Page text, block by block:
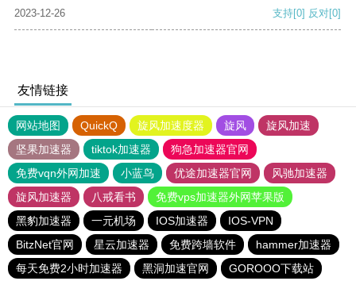
2023-12-26
支持[0] 反对[0]
友情链接
网站地图 QuickQ 旋风加速度器 旋风
旋风加速
坚果加速器
tiktok加速器
狗急加速器官网
免费vqn外网加速
小蓝鸟 优途加速器官网
风驰加速器
旋风加速器
八戒看书
免费vps加速器外网苹果版
黑豹加速器
一元机场 IOS加速器
IOS-VPN
BitzNet官网
星云加速器 免费跨墙软件
hammer加速器
每天免费2小时加速器
黑洞加速官网 GOROOO下载站